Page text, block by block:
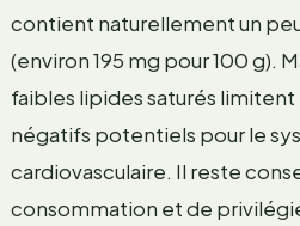
contient naturellement un
(environ 195 mg pour 100 g).
faibles lipides saturés
négatifs potentiels pour le
cardiovasculaire. Il reste
consommation et de